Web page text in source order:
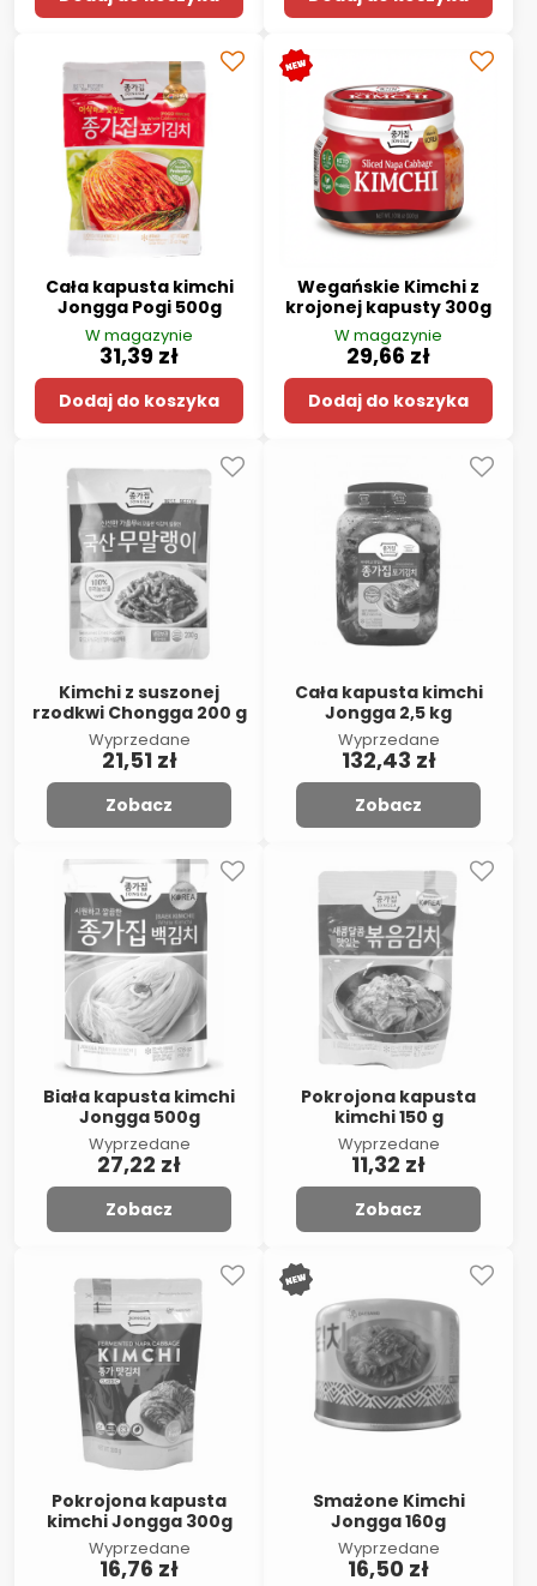
Cała kapusta kimchi
Jongga Pogi 500g
W magazynie
31,39 zł
Dodaj do koszyka
Wegańskie Kimchi z
krojonej kapusty 300g
W magazynie
29,66 zł
Dodaj do koszyka
Kimchi z suszonej
rzodkwi Chongga 200 g
Wyprzedane
21,51 zł
Zobacz
Cała kapusta kimchi
Jongga 2,5 kg
Wyprzedane
132,43 zł
Zobacz
Biała kapusta kimchi
Jongga 500g
Wyprzedane
27,22 zł
Zobacz
Pokrojona kapusta
kimchi 150 g
Wyprzedane
11,32 zł
Zobacz
Pokrojona kapusta
kimchi Jongga 300g
Wyprzedane
16,76 zł
Smażone Kimchi
Jongga 160g
Wyprzedane
16,50 zł